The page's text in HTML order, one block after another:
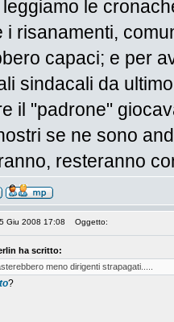
le
i risanamenti,
capaci; e per
sindacali da
il "padrone"
se ne sono
resteranno
Giu 2008 17:08 Oggetto:
ha scritto:
meno dirigenti strapagati.....
?